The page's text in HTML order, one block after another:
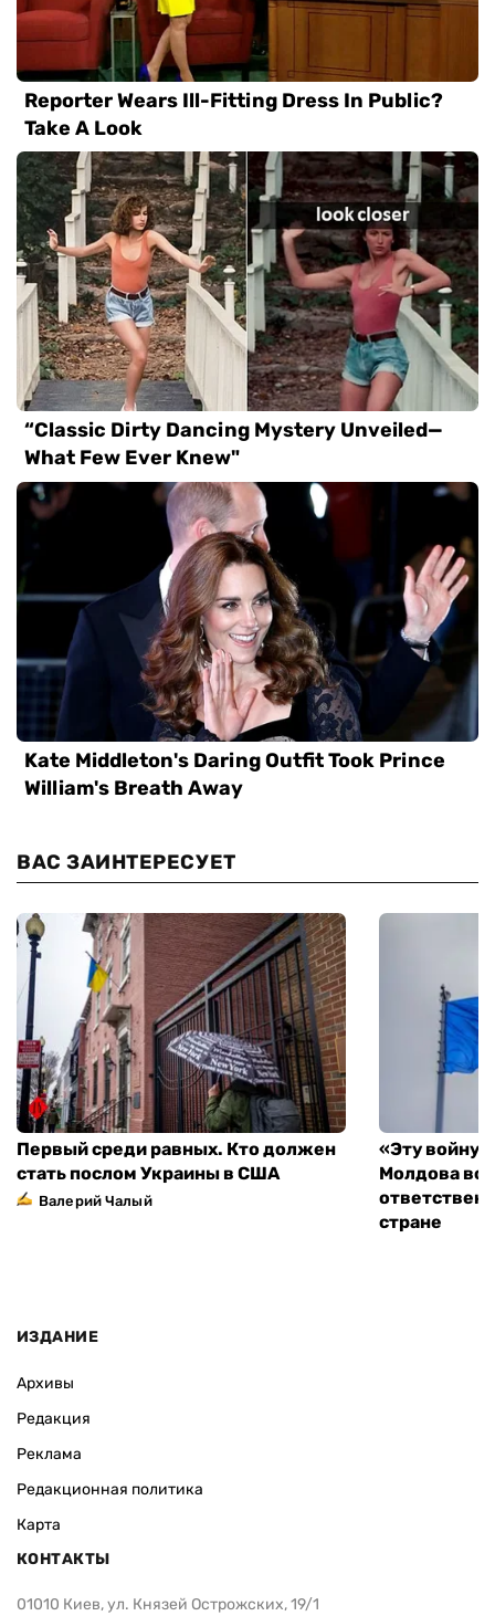
ВАС ЗАИНТЕРЕСУЕТ
Первый среди равных. Кто должен
стать послом Украины в США
Валерий Чалый
«Эту войну
Молдова
стране
ИЗДАНИЕ
Архивы
Редакция
Реклама
Редакционная политика
Карта
КОНТАКТЫ
01010 Киев, ул. Князей Острожских, 19/1